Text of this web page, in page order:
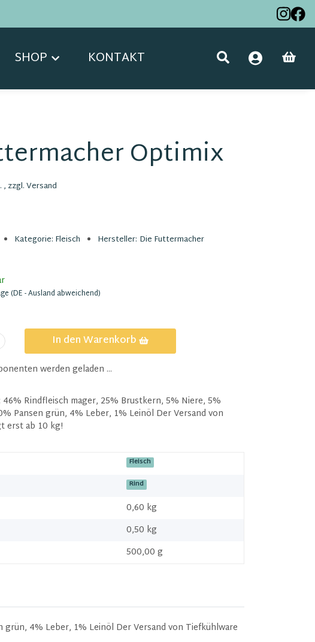
SHOP KONTAKT
Optimix
, zzgl.Versand
Kategorie: Fleisch Hersteller: Die Futtermacher
(DE - Ausland abweichend)
In den Warenkorb
werden geladen ...
Rindfleisch mager, 25% Brustkern, 5% Niere, 5%
Pansen grün, 4% Leber, 1% Leinöl Der Versand von
erst ab 10 kg!
Fleisch
Rind
0,60 kg
0,50 kg
500,00 g
4% Leber, 1% Leinöl Der Versand von Tiefkühlware